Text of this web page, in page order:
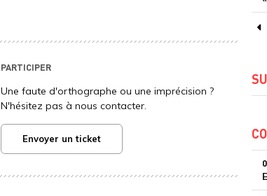
PARTICIPER
Une faute d'orthographe ou une imprécision ?
N'hésitez pas à nous contacter.
Envoyer un ticket